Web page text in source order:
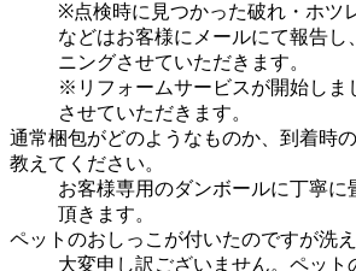
※点検時に見つかった破れ・ホツ
などはお客様にメールにて報告し
ニングさせていただきます。
※リフォームサービスが開始しま
させていただきます。
通常梱包がどのようなものか、到着時
教えてください。
お客様専用のダンボールに丁寧に
頂きます。
ペットのおしっこが付いたのですが洗
大変申し訳ございません。ペット